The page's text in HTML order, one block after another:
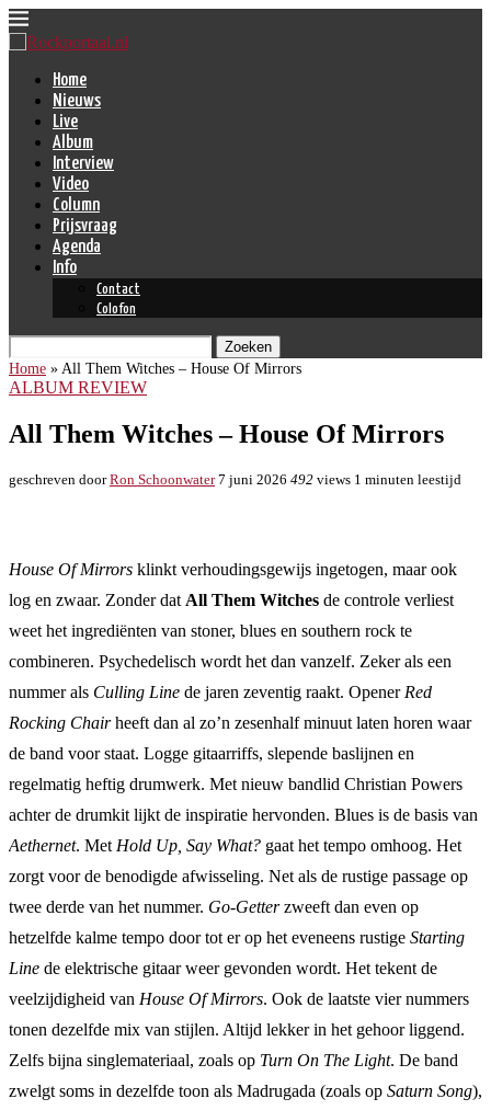
Home
Nieuws
Live
Album
Interview
Video
Column
Prijsvraag
Agenda
Info
Contact
Colofon
Zoeken
Home » All Them Witches – House Of Mirrors
ALBUM REVIEW
All Them Witches – House Of Mirrors
geschreven doorRon Schoonwater 7 juni 2026 492 views 1 minuten leestijd
House Of Mirrors klinkt verhoudingsgewijs ingetogen, maar ook
log en zwaar. Zonder dat All Them Witches de controle verliest
weet het ingrediënten van stoner, blues en southern rock te
combineren. Psychedelisch wordt het dan vanzelf. Zeker als een
nummer als Culling Line de jaren zeventig raakt. Opener Red
Rocking Chairheeft dan al zo’n zesenhalf minuut laten horen waar
de band voor staat. Logge gitaarriffs, slepende baslijnen en
regelmatig heftig drumwerk. Met nieuw bandlid Christian Powers
achter de drumkit lijkt de inspiratie hervonden. Blues is de basis van
Aethernet. Met Hold Up, Say What? gaat het tempo omhoog. Het
zorgt voor de benodigde afwisseling. Net als de rustige passage op
twee derde van het nummer. Go-Getterzweeft dan even op
hetzelfde kalme tempo door tot er op het eveneens rustige Starting
Line de elektrische gitaar weer gevonden wordt. Het tekent de
veelzijdigheid van House Of Mirrors. Ook de laatste vier nummers
tonen dezelfde mix van stijlen. Altijd lekker in het gehoor liggend.
Zelfs bijna singlemateriaal, zoals op Turn On The Light. De band
zwelgt soms in dezelfde toon als Madrugada (zoals op Saturn Song),